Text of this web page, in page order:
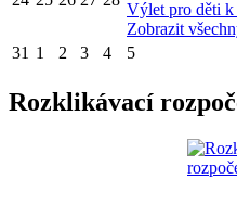
Výlet pro děti k
Zobrazit
31 1 2 3 4 5
Rozklikávací